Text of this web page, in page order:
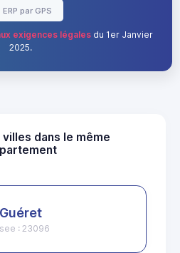
ERP par GPS
exigences légalesdu 1er Janvier
2025.
dans le même
Guéret
: 23096